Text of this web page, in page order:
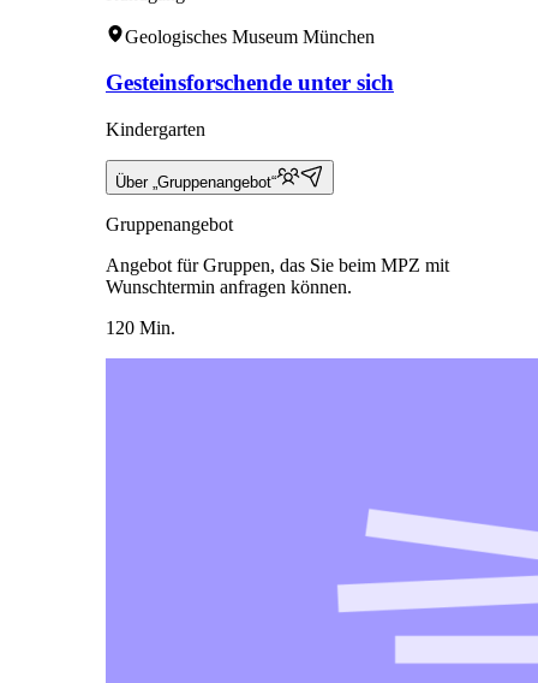
Geologisches Museum München
Gesteinsforschende unter sich
Kindergarten
Über „Gruppenangebot“
Gruppenangebot
Angebot für Gruppen, das Sie beim MPZ mit
Wunschtermin anfragen können.
120 Min.